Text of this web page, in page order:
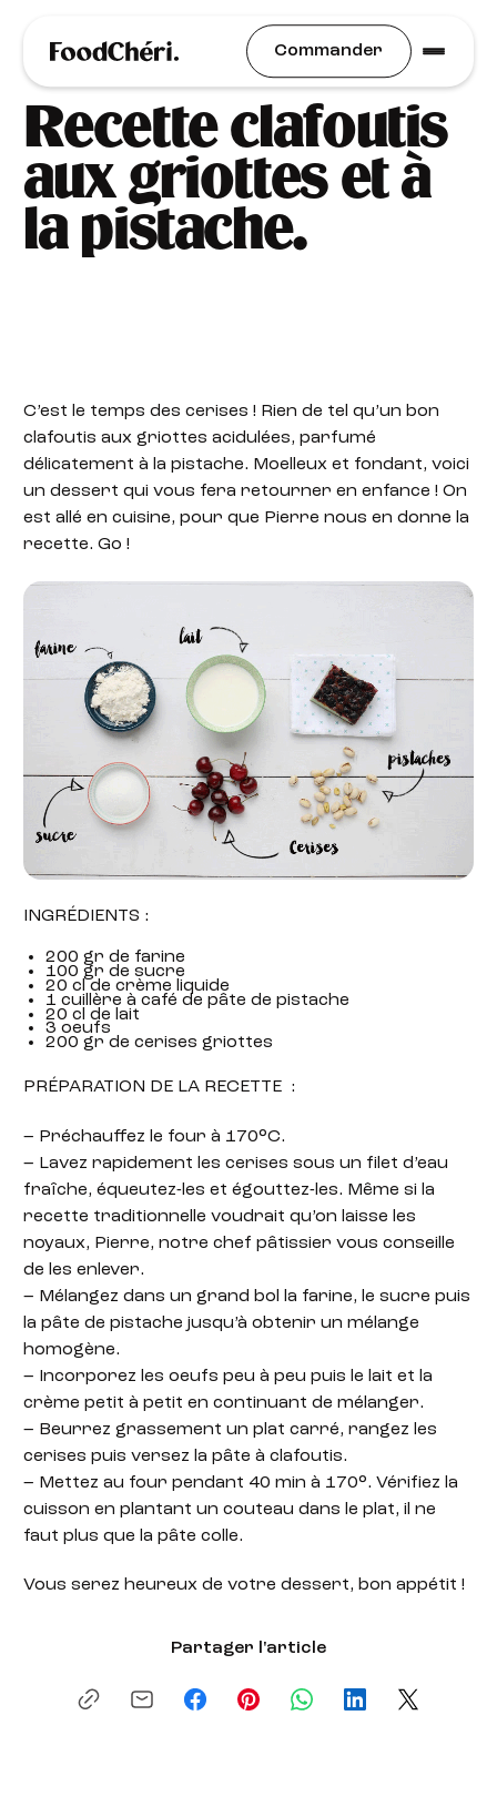
Commander
Idées Recettes
Recette clafoutis
aux griottes et à
la pistache.
C’est le temps des cerises ! Rien de tel qu’un bon
clafoutis aux griottes acidulées, parfumé
délicatement à la pistache. Moelleux et fondant, voici
un dessert qui vous fera retourner en enfance ! On
est allé en cuisine, pour que Pierre nous en donne la
recette. Go !
INGRÉDIENTS :
200 gr de farine
100 gr de sucre
20 cl de crème liquide
1 cuillère à café de pâte de pistache
20 cl de lait
3 oeufs
200 gr de cerises griottes
PRÉPARATION DE LA RECETTE :
– Préchauffez le four à 170°C.
– Lavez rapidement les cerises sous un filet d’eau
fraîche, équeutez-les et égouttez-les. Même si la
recette traditionnelle voudrait qu’on laisse les
noyaux, Pierre, notre chef pâtissier vous conseille
de les enlever.
– Mélangez dans un grand bol la farine, le sucre puis
la pâte de pistache jusqu’à obtenir un mélange
homogène.
– Incorporez les oeufs peu à peu puis le lait et la
crème petit à petit en continuant de mélanger.
– Beurrez grassement un plat carré, rangez les
cerises puis versez la pâte à clafoutis.
– Mettez au four pendant 40 min à 170°. Vérifiez la
cuisson en plantant un couteau dans le plat, il ne
faut plus que la pâte colle.
Vous serez heureux de votre dessert, bon appétit !
Partager l'article